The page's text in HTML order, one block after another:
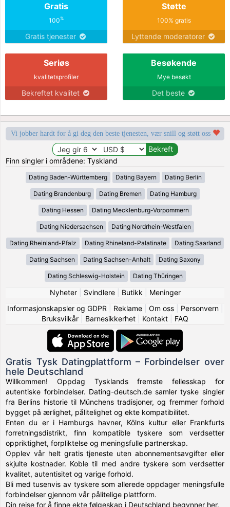
Gratis
100%
Gratis tjenester
Støtte
100% gratis
Lyttende moderatorer
Seriøs
kvalitetsprofiler
Bekreftet kvalitet
Besøkende
Mye besøkt
Det beste
Vi jobber hardt for å gi deg den beste tjenesten, vær snill og støtt oss
Finn singler i områdene: Tyskland
Dating Baden-Württemberg Dating Bayern Dating Berlin
Dating Brandenburg Dating Bremen Dating Hamburg
Dating Hessen Dating Mecklenburg-Vorpommern
Dating Niedersachsen Dating Nordrhein-Westfalen
Dating Rheinland-Pfalz Dating Rhineland-Palatinate Dating Saarland
Dating Sachsen Dating Sachsen-Anhalt Dating Saxony
Dating Schleswig-Holstein Dating Thüringen
Nyheter| Svindlere| Butikk
Meninger
Informasjonskapsler og GDPR
Reklame| Om oss| Personvern|
Bruksvilkår
Barnesikkerhet Kontakt FAQ
Gratis Tysk Datingplattform – Forbindelser over
hele Deutschland
Willkommen! Oppdag Tysklands fremste fellesskap for
autentiske forbindelser. Dating-deutsch.de samler tyske singler
fra Berlins historie til Münchens tradisjoner, og fremmer forhold
bygget på ærlighet, pålitelighet og ekte kompatibilitet.
Enten du er i Hamburgs havner, Kölns kultur eller Frankfurts
forretningsdistrikt, finn kompatible tyskere som verdsetter
oppriktighet, forpliktelse og meningsfulle partnerskap.
Opplev vår helt gratis tjeneste uten abonnementsavgifter eller
skjulte kostnader. Koble til med andre tyskere som verdsetter
kvalitet, autentisitet og varige forhold.
Bli med tusenvis av tyskere som allerede oppdager meningsfulle
forbindelser gjennom vår pålitelige plattform.
Din reise for å finne ekte følgeskap i Deutschland begynner her.